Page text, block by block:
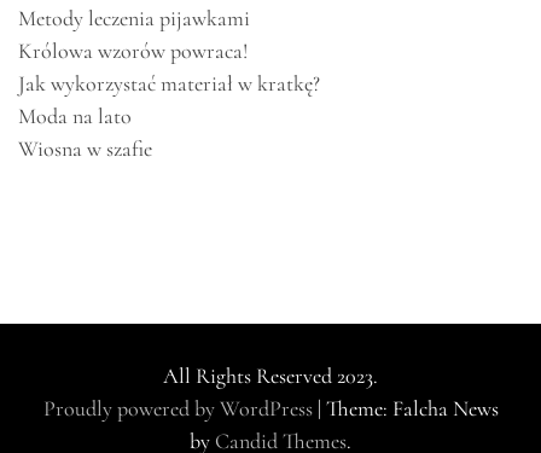
Metody leczenia pijawkami
Królowa wzorów powraca!
Jak wykorzystać materiał w kratkę?
Moda na lato
Wiosna w szafie
All Rights Reserved 2023.
Proudly powered by WordPress | Theme: Falcha News
by Candid Themes.